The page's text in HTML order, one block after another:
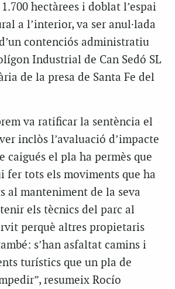
hectàrees i doblat l’espai
a l’interior, va ser anul·lada
contenciós administratiu
Industrial de Can Sedó SL
de la presa de Santa Fe del
va ratificar la sentència el
inclòs l’avaluació d’impacte
caigués el pla ha permès que
fer tots els moviments que ha
al manteniment de la seva
els tècnics del parc al
perquè altres propietaris
s’han asfaltat camins i
turístics que un pla de
resumeix Rocío